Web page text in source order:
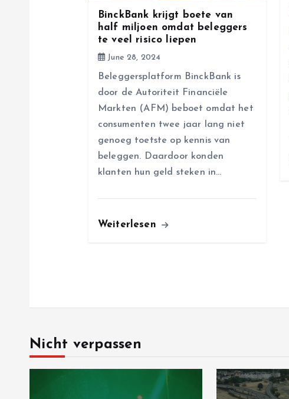
BinckBank krijgt boete van
half miljoen omdat beleggers
te veel risico liepen
June 28, 2024
Beleggersplatform BinckBank is
door de Autoriteit Financiële
Markten (AFM) beboet omdat het
consumenten twee jaar lang niet
genoeg toetste op kennis van
beleggen. Daardoor konden
klanten hun geld steken in…
Weiterlesen
Nicht verpassen